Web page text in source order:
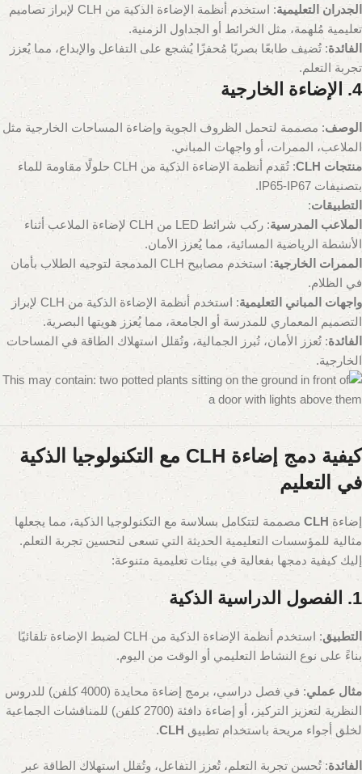
الجدران التعليمية
: استخدم أنظمة الإضاءة الذكية من CLH لإبراز تصاميم
تعليمية مُلهمة، مثل الخرائط أو الجداول الزمنية.
الفائدة: تُضيف طابعًا بصريًا مُحفزًا يُشجع على التفاعل والإبداع، مما يُعزز
تجربة التعلم.
4. الإضاءة الخارجية
الوصف: مصممة لتحمل الظروف الجوية وإضاءة المساحات الخارجية مثل
الملاعب، الممرات، أو واجهات المباني.
منتجات CLH
: تُقدم أنظمة الإضاءة الذكية من CLH حلولًا مقاومة للماء
بتصنيفات IP65-IP67.
التطبيقات:
الملاعب المدرسية
: ركب شرائط LED من CLH لإضاءة الملاعب أثناء
الأنشطة الرياضية المسائية، مما يُعزز الأمان.
الممرات الخارجية
: استخدم مصابيح CLH المدمجة لتوجيه الطلاب بأمان
في الظلام.
واجهات المباني التعليمية
: استخدم أنظمة الإضاءة الذكية من CLH لإبراز
التصميم المعماري للمدرسة أو الجامعة، مما يُعزز هويتها البصرية.
الفائدة: تُعزز الأمان، تُبرز الجمالية، وتُقلل استهلاك الطاقة في المساحات
الخارجية.
كيفية دمج إضاءة CLH مع التكنولوجيا الذكية
في التعليم
إضاءة CLH مصممة لتتكامل بسلاسة مع التكنولوجيا الذكية، مما يجعلها
مثالية للمؤسسات التعليمية الحديثة التي تسعى لتحسين تجربة التعلم.
إليك كيفية دمجها بفعالية في بيئات تعليمية متنوعة:
1. الفصول الدراسية الذكية
التطبيق
: استخدم أنظمة الإضاءة الذكية من CLH لضبط الإضاءة تلقائيًا
بناءً على نوع النشاط التعليمي أو الوقت من اليوم.
مثال عملي
: في فصل دراسي، برمج إضاءة محايدة (4000 كلفن) للدروس
النظرية لتعزيز التركيز، أو إضاءة دافئة (2700 كلفن) للمناقشات الجماعية
لخلق أجواء مريحة باستخدام تطبيق CLH
.
الفائدة: تُحسن تجربة التعلم، تُعزز التفاعل، وتُقلل استهلاك الطاقة عبر